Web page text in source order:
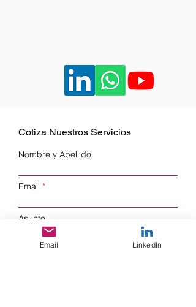
Cotiza Nuestros Servicios
Nombre y Apellido
Email
Asunto
Telefono Celular
Email LinkedIn